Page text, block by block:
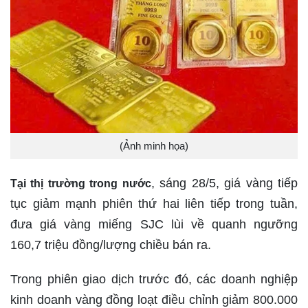
(Ảnh minh họa)
Tại thị trường trong nước, sáng 28/5, giá vàng tiếp
tục giảm mạnh phiên thứ hai liên tiếp trong tuần,
đưa giá vàng miếng SJC lùi về quanh ngưỡng
160,7 triệu đồng/lượng chiều bán ra.
Trong phiên giao dịch trước đó, các doanh nghiệp
kinh doanh vàng đồng loạt điều chỉnh giảm 800.000